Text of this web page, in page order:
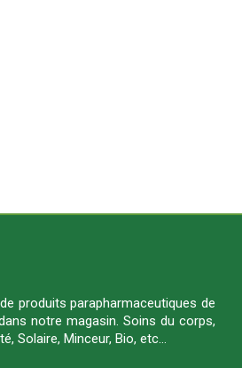
produits parapharmaceutiques de
notre magasin. Soins du corps,
Solaire, Minceur, Bio, etc…